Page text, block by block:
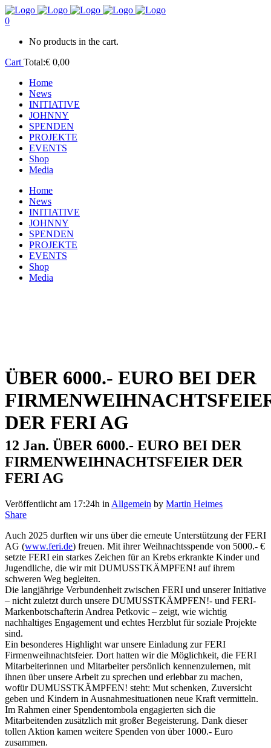
0
No products in the cart.
Cart Total:€ 0,00
Home
News
INITIATIVE
JOHNNY
SPENDEN
PROJEKTE
EVENTS
Shop
Media
Home
News
INITIATIVE
JOHNNY
SPENDEN
PROJEKTE
EVENTS
Shop
Media
ÜBER 6000.- EURO BEI DER
DER FERI AG
12 Jan. ÜBER 6000.- EURO BEI DER
FIRMENWEIHNACHTSFEIER DER
FERI AG
Veröffentlicht am 17:24h in Allgemein by Martin Heimes
Share
Auch 2025 durften wir uns über die erneute Unterstützung der FERI
AG (www.feri.de) freuen. Mit ihrer Weihnachtsspende von 5000.- €
setzte FERI ein starkes Zeichen für an Krebs erkrankte Kinder und
Jugendliche, die wir mit DUMUSSTKÄMPFEN! auf ihrem
schweren Weg begleiten.
Die langjährige Verbundenheit zwischen FERI und unserer Initiative
– nicht zuletzt durch unsere DUMUSSTKÄMPFEN!- und FERI-
Markenbotschafterin Andrea Petkovic – zeigt, wie wichtig
nachhaltiges Engagement und echtes Herzblut für soziale Projekte
sind.
Ein besonderes Highlight war unsere Einladung zur FERI
Firmenweihnachtsfeier. Dort hatten wir die Möglichkeit, die FERI
Mitarbeiterinnen und Mitarbeiter persönlich kennenzulernen, mit
ihnen über unsere Arbeit zu sprechen und erlebbar zu machen,
wofür DUMUSSTKÄMPFEN! steht: Mut schenken, Zuversicht
geben und Kindern in Ausnahmesituationen neue Kraft vermitteln.
Im Rahmen einer Spendentombola engagierten sich die
Mitarbeitenden zusätzlich mit großer Begeisterung. Dank dieser
tollen Aktion kamen weitere Spenden von über 1000.- Euro
zusammen.